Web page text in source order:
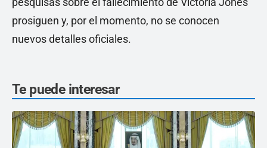
prosiguen y, por el momento, no se conocen
nuevos detalles oficiales.
Te puede interesar